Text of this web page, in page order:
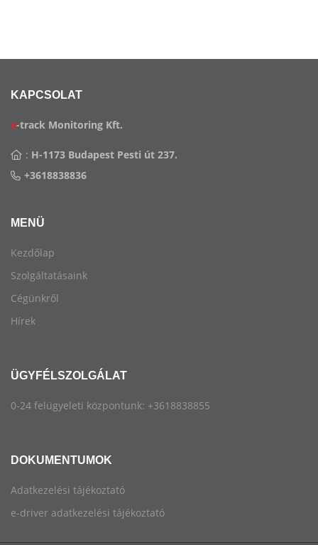
KAPCSOLAT
e-track Monitoring Kft.
: H-1173 Budapest Pesti út 237.
+3618838836
MENÜ
Kezdőlap
Szolgáltatásaink
Cégünkről
Hírek
ÜGYFÉLSZOLGÁLAT
0-24 felügyeleti központunk: +3618838855
DOKUMENTUMOK
Adatkezelési tájékoztató
e-driver adatkezelési tájékoztató